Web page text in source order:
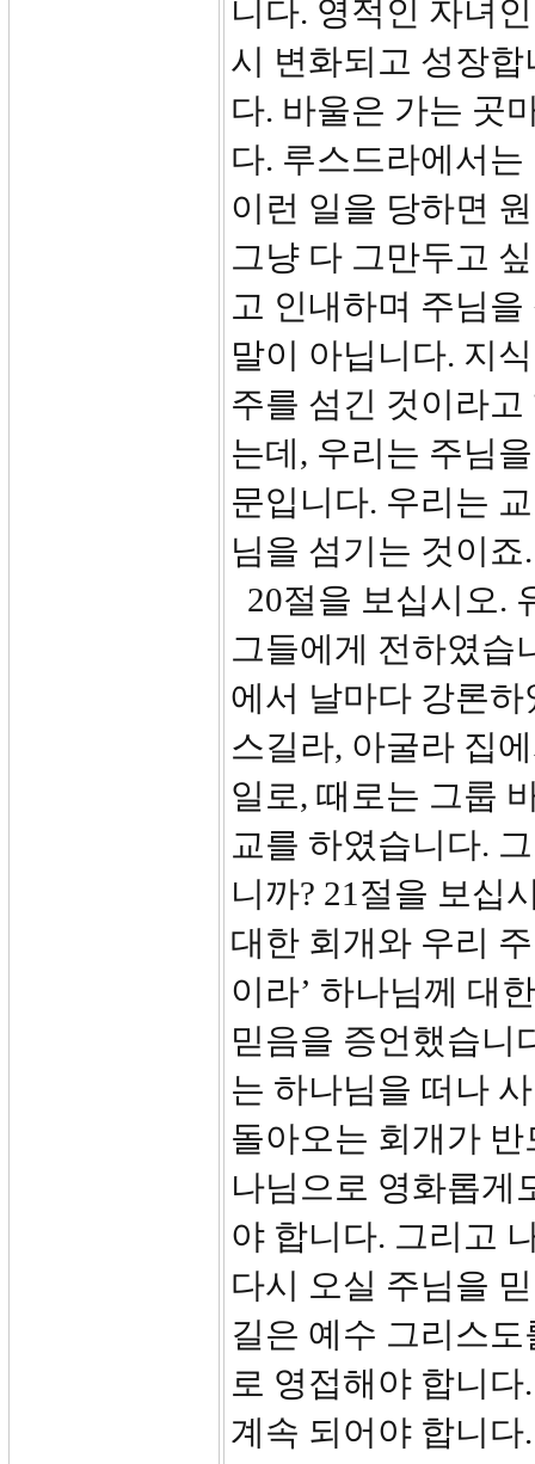
니다. 영적인 자녀
시 변화되고 성장
다. 바울은 가는 곳
다. 루스드라에서
이런 일을 당하면
그냥 다 그만두고
고 인내하며 주님
말이 아닙니다. 지
주를 섬긴 것이라
는데, 우리는 주님
문입니다. 우리는
님을 섬기는 것이죠.
20절을 보십시오.
그들에게 전하였습
에서 날마다 강론
스길라, 아굴라 집
일로, 때로는 그룹
교를 하였습니다.
니까? 21절을 보십
대한 회개와 우리
이라’ 하나님께 대
믿음을 증언했습니
는 하나님을 떠나
돌아오는 회개가
나님으로 영화롭게
야 합니다. 그리고
다시 오실 주님을
길은 예수 그리스
로 영접해야 합니
계속 되어야 합니